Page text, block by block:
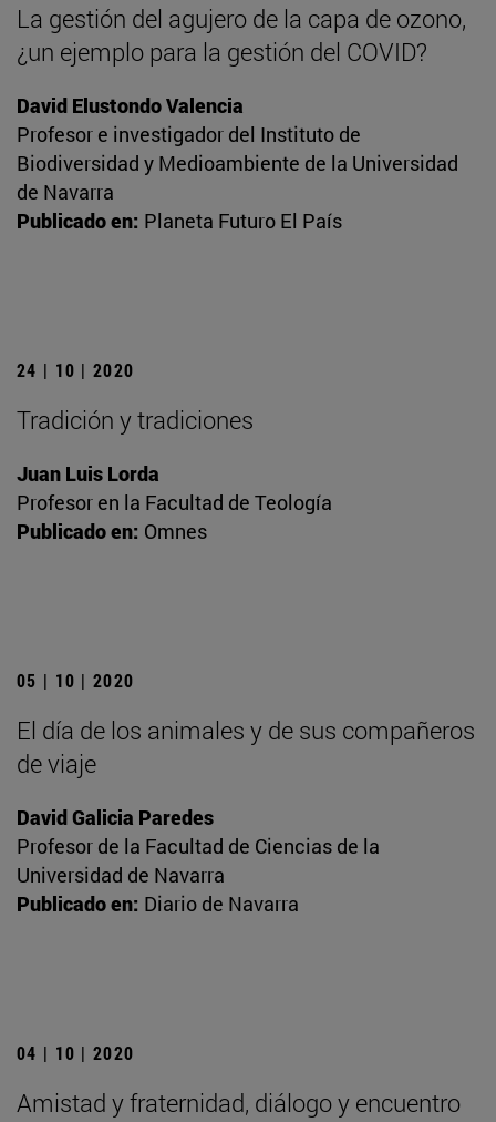
La gestión del agujero de la capa de ozono,
¿un ejemplo para la gestión del COVID?
David Elustondo Valencia
Profesor e investigador del Instituto de
Biodiversidad y Medioambiente de la Universidad
de Navarra
Publicado en: Planeta Futuro El País
24 | 10 | 2020
Tradición y tradiciones
Juan Luis Lorda
Profesor en la Facultad de Teología
Publicado en: Omnes
05 | 10 | 2020
El día de los animales y de sus compañeros
de viaje
David Galicia Paredes
Profesor de la Facultad de Ciencias de la
Universidad de Navarra
Publicado en: Diario de Navarra
04 | 10 | 2020
Amistad y fraternidad, diálogo y encuentro